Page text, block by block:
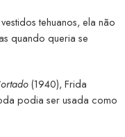
tehuanos, ela não
quando queria se
(1940), Frida
podia ser usada como